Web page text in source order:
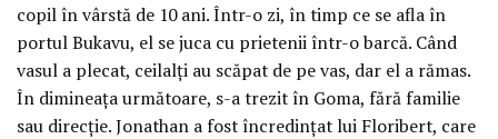
copil în vârstă de 10 ani. Într-o zi, în timp ce se afla în
portul Bukavu, el se juca cu prietenii într-o barcă. Când
vasul a plecat, ceilalți au scăpat de pe vas, dar el a rămas.
În dimineața următoare, s-a trezit în Goma, fără familie
sau direcție. Jonathan a fost încredințat lui Floribert, care